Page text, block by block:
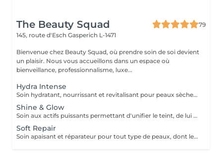
The Beauty Squad
79
145, route d'Esch Gasperich L-1471
Bienvenue chez Beauty Squad, où prendre soin de soi devient
un plaisir. Nous vous accueillons dans un espace où
bienveillance, professionnalisme, luxe...
Hydra Intense
Soin hydratant, nourrissant et revitalisant pour peaux sèches et déshydratées. Idéal pour prévenir le vieillissement prématuré de la peau grâce aux propriétés oxydantes des actifs utilisés. Ce soin offre une hydratation immédiate et longue durée, tout en protégeant la peau des agressions extérieures. prix 1 soin : 125€ Forfait 5 soins : 565€
Shine & Glow
Soin aux actifs puissants permettant d'unifier le teint, de lui donner de la luminosité et une bonne l'oxygénation cutanés. Il s'agit d'un véritable traitement coup d'éclat pour les peaux dévitalisées et ternes Shine Glow assure une action exfoliante et rénovatrice à la surface de la peau pour une peau plus lisse, plus douce et plus éclatante de beauté. 1 soin : 135€ Forfait 5 soins : 610€
Soft Repair
Soin apaisant et réparateur pour tout type de peaux, dont les plus sensibles présentant des rougeurs. Sa formulation complexe offre des propriétés anti-inflammatoires, anti-irritation et anti-oxydantes. Prix 1 soin : 125€ Forfait 5 soins : 565€